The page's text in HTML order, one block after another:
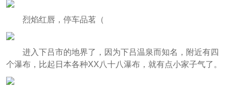
烈焰红唇，停车品茗（
进入下吕市的地界了，因为下吕温泉而知名，附近有四
个瀑布，比起日本各种XX八十八瀑布，就有点小家子气了。